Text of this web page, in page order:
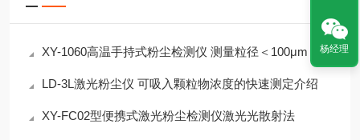
XY-1060高温手持式粉尘检测仪 测量粒径＜100μm
LD-3L激光粉尘仪 可吸入颗粒物浓度的快速测定介绍
XY-FC02型便携式激光粉尘检测仪激光光散射法
杨经理